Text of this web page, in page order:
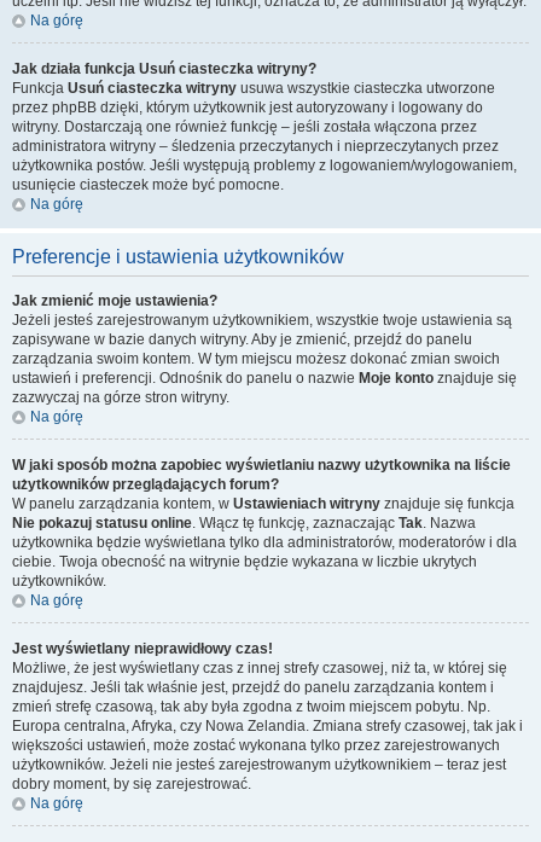
Na górę
Jak działa funkcja Usuń ciasteczka witryny?
Funkcja Usuń ciasteczka witryny usuwa wszystkie ciasteczka utworzone
przez phpBB dzięki, którym użytkownik jest autoryzowany i logowany do
witryny. Dostarczają one również funkcję – jeśli została włączona przez
administratora witryny – śledzenia przeczytanych i nieprzeczytanych przez
użytkownika postów. Jeśli występują problemy z logowaniem/wylogowaniem,
usunięcie ciasteczek może być pomocne.
Na górę
Preferencje i ustawienia użytkowników
Jak zmienić moje ustawienia?
Jeżeli jesteś zarejestrowanym użytkownikiem, wszystkie twoje ustawienia są
zapisywane w bazie danych witryny. Aby je zmienić, przejdź do panelu
zarządzania swoim kontem. W tym miejscu możesz dokonać zmian swoich
ustawień i preferencji. Odnośnik do panelu o nazwie Moje konto znajduje się
zazwyczaj na górze stron witryny.
Na górę
W jaki sposób można zapobiec wyświetlaniu nazwy użytkownika na liście
użytkowników przeglądających forum?
W panelu zarządzania kontem, w Ustawieniach witryny znajduje się funkcja
Nie pokazuj statusu online. Włącz tę funkcję, zaznaczając Tak. Nazwa
użytkownika będzie wyświetlana tylko dla administratorów, moderatorów i dla
ciebie. Twoja obecność na witrynie będzie wykazana w liczbie ukrytych
użytkowników.
Na górę
Jest wyświetlany nieprawidłowy czas!
Możliwe, że jest wyświetlany czas z innej strefy czasowej, niż ta, w której się
znajdujesz. Jeśli tak właśnie jest, przejdź do panelu zarządzania kontem i
zmień strefę czasową, tak aby była zgodna z twoim miejscem pobytu. Np.
Europa centralna, Afryka, czy Nowa Zelandia. Zmiana strefy czasowej, tak jak i
większości ustawień, może zostać wykonana tylko przez zarejestrowanych
użytkowników. Jeżeli nie jesteś zarejestrowanym użytkownikiem – teraz jest
dobry moment, by się zarejestrować.
Na górę